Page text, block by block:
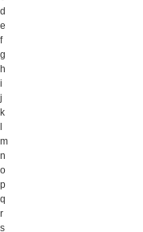
d
e
f
g
h
i
j
k
m
n
o
p
q
r
s